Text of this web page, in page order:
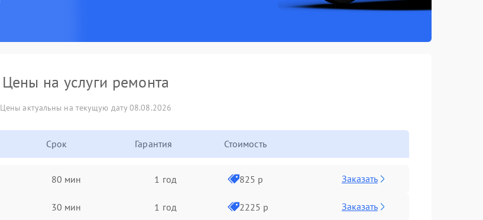
Цены на услуги ремонта
Цены актуальны на текущую дату 08.08.2026
Срок Гарантия Стоимость
80 мин 1 год 825 р Заказать
30 мин 1 год 2225 р Заказать